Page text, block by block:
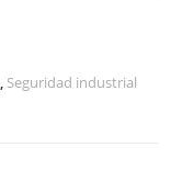
, Seguridad industrial